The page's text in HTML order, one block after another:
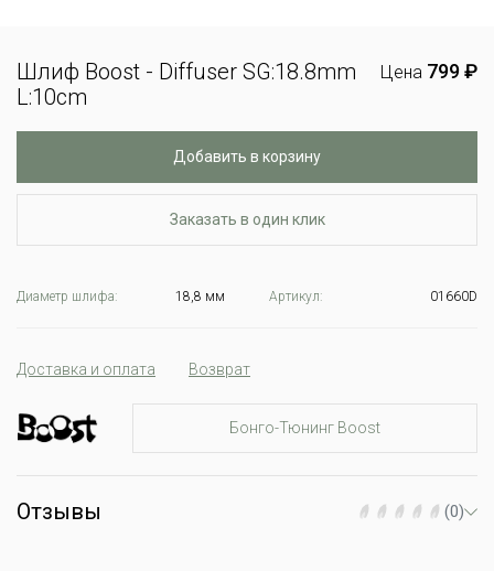
Шлиф Boost - Diffuser SG:18.8mm
L:10cm
Цена 799 ₽
Добавить в корзину
Заказать в один клик
Диаметр шлифа: 18,8 мм Артикул: 01660D
Доставка и оплата Возврат
Бонго-Тюнинг Boost
Отзывы (0)